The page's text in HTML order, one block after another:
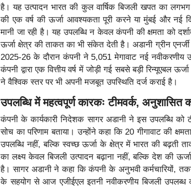
है। यह उत्पादन भारत की कुल वार्षिक बिजली खपत का लगभग
की एक वर्ष की ऊर्जा आवश्यकता पूरी करने या मुंबई और नई
मानी जा रही है। यह उपलब्धि न केवल कंपनी की क्षमता को
ऊर्जा क्षेत्र की ताकत का भी संकेत देती है। अडानी ग्रीन एनर्जी
2025-26 के दौरान कंपनी ने 5,051 मेगावाट नई नवीकरणीय
कंपनी द्वारा एक वित्तीय वर्ष में जोड़ी गई सबसे बड़ी रिन्यूएबल
ने वैश्विक स्तर पर भी अपनी मजबूत उपस्थिति दर्ज कराई है।
उपलब्धि में महत्वपूर्ण कारकः टीमवर्क, अनुशासित
कंपनी के कार्यकारी निदेशक सागर अडानी ने इस उपलब्धि को
सोच का परिणाम बताया। उन्होंने कहा कि 20 गीगावाट की
उपलब्धि नहीं, बल्कि स्वच्छ ऊर्जा के क्षेत्र में भारत की बढ़ती
का लक्ष्य केवल बिजली उत्पादन बढ़ाना नहीं, बल्कि देश की
है। सागर अडानी ने कहा कि कंपनी के अनुभवी कर्मचारियों,
के सहयोग से आज एजीईएल इतनी नवीकरणीय बिजली उपलब्ध